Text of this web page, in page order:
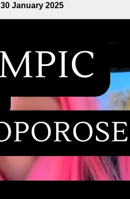
30 January 2025